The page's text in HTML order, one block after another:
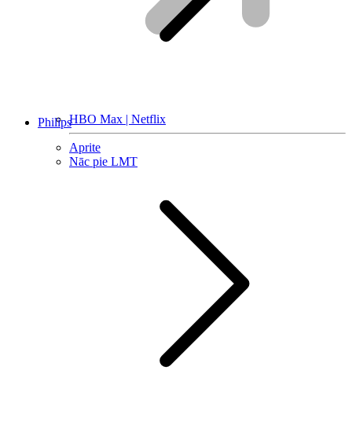
HBO Max | Netflix
Aprite
Nāc pie LMT
Philips